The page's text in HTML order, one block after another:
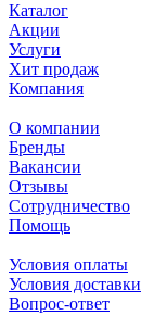
Каталог
Акции
Услуги
Хит продаж
Компания
О компании
Бренды
Вакансии
Отзывы
Сотрудничество
Помощь
Условия оплаты
Условия доставки
Вопрос-ответ